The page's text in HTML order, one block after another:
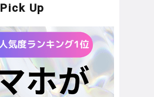
Pick Up